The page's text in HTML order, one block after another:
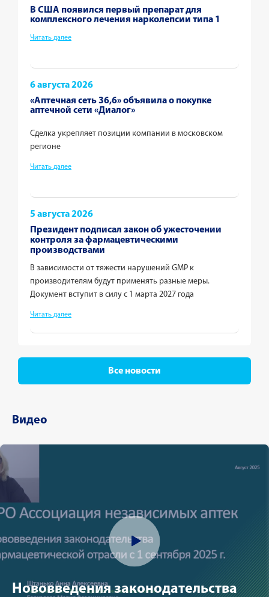
В США появился первый препарат для
комплексного лечения нарколепсии типа 1
Читать далее
6 августа 2026
«Аптечная сеть 36,6» объявила о покупке
аптечной сети «Диалог»
Сделка укрепляет позиции компании в московском
регионе
Читать далее
5 августа 2026
Президент подписал закон об ужесточении
контроля за фармацевтическими
производствами
В зависимости от тяжести нарушений GMP к
производителям будут применять разные меры.
Документ вступит в силу с 1 марта 2027 года
Читать далее
Все новости
Видео
Нововведения законодательства